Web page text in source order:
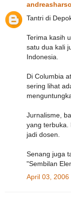
Tantri di
Terima kasih
satu dua kali
Indonesia.
Di Columbia
sering lihat
Jurnalisme,
yang terbuka.
jadi dosen.
Senang juga
"Sembilan
April 03, 2006